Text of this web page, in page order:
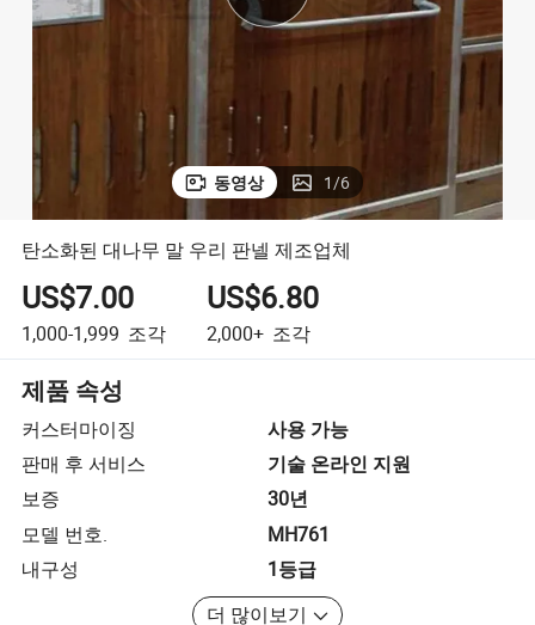
동영상 1/6
탄소화된 대나무 말 우리 판넬 제조업체
US$7.00
1,000-1,999 조각
US$6.80
2,000+ 조각
제품 속성
커스터마이징
사용 가능
판매 후 서비스
기술 온라인 지원
보증
30년
모델 번호.
MH761
내구성
1등급
더 많이보기